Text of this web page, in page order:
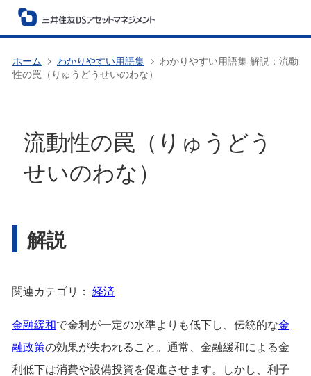
ホーム わかりやすい用語集
わかりやすい用語集 解説：流動
性の罠（りゅうどうせいのわな）
流動性の罠（りゅうどう
せいのわな）
解説
関連カテゴリ： 経済
金融緩和で金利が一定の水準よりも低下し、伝統的な金
融政策の効果が失われること。通常、金融緩和による金
利低下は消費や設備投資を促進させます。しかし、利子